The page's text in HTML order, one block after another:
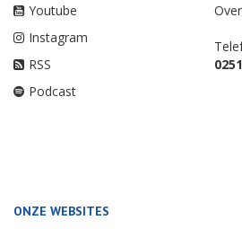
Youtube
Instagram
RSS
Podcast
ONZE WEBSITES